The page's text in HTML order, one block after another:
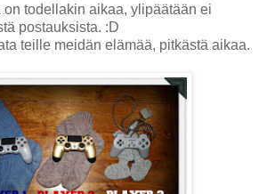
todellakin aikaa, ylipäätään ei
postauksista. :D
teille meidän elämää, pitkästä aikaa.